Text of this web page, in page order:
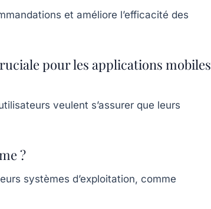
et améliore l’efficacité des
pour les applications mobiles
veulent s’assurer que leurs
?
systèmes d’exploitation, comme